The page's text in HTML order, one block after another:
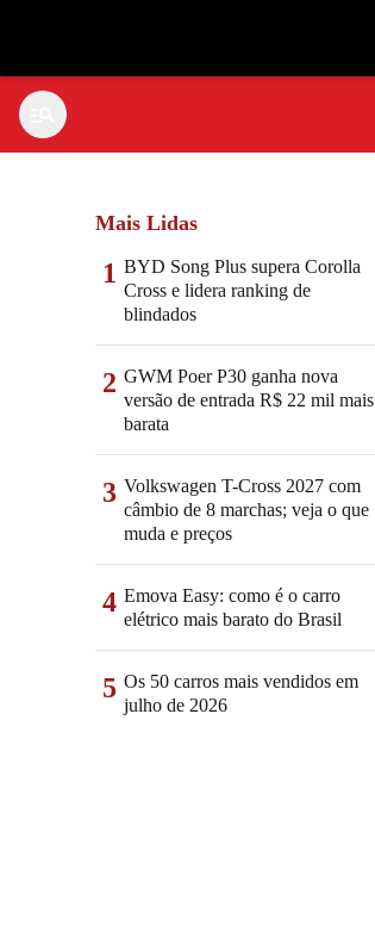
Mais Lidas
1 BYD Song Plus supera Corolla
Cross e lidera ranking de
blindados
2 GWM Poer P30 ganha nova
versão de entrada R$ 22 mil mais
barata
3 Volkswagen T-Cross 2027 com
câmbio de 8 marchas; veja o que
muda e preços
4 Emova Easy: como é o carro
elétrico mais barato do Brasil
5 Os 50 carros mais vendidos em
julho de 2026